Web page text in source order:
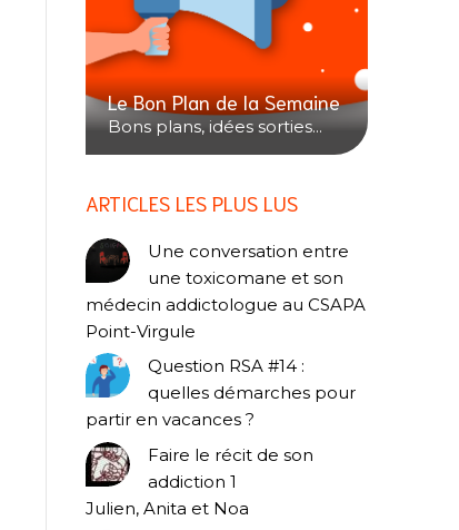
Le Bon Plan de la Semaine
Bons plans, idées sorties...
ARTICLES LES PLUS LUS
Une conversation entre
une toxicomane et son
médecin addictologue au CSAPA
Point-Virgule
Question RSA #14 :
quelles démarches pour
partir en vacances ?
Faire le récit de son
addiction 1
Julien, Anita et Noa